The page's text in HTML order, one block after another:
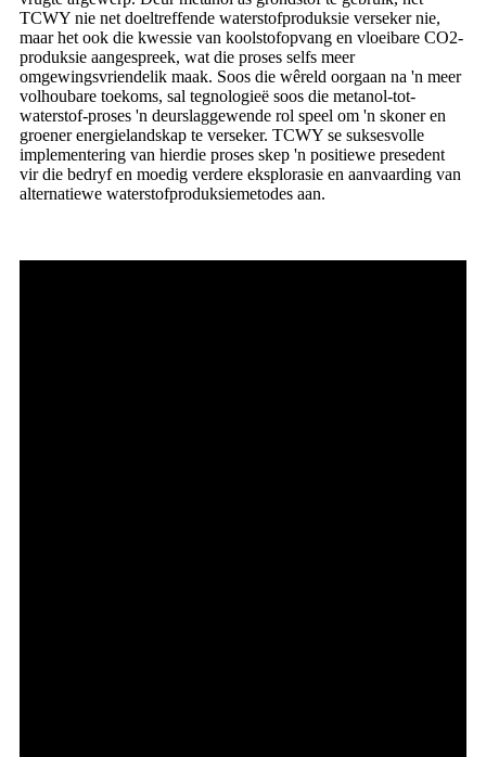
TCWY nie net doeltreffende waterstofproduksie verseker nie,
maar het ook die kwessie van koolstofopvang en vloeibare CO2-
produksie aangespreek, wat die proses selfs meer
omgewingsvriendelik maak. Soos die wêreld oorgaan na 'n meer
volhoubare toekoms, sal tegnologieë soos die metanol-tot-
waterstof-proses 'n deurslaggewende rol speel om 'n skoner en
groener energielandskap te verseker. TCWY se suksesvolle
implementering van hierdie proses skep 'n positiewe presedent
vir die bedryf en moedig verdere eksplorasie en aanvaarding van
alternatiewe waterstofproduksiemetodes aan.